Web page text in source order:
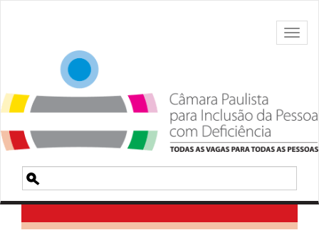
Pesquisa